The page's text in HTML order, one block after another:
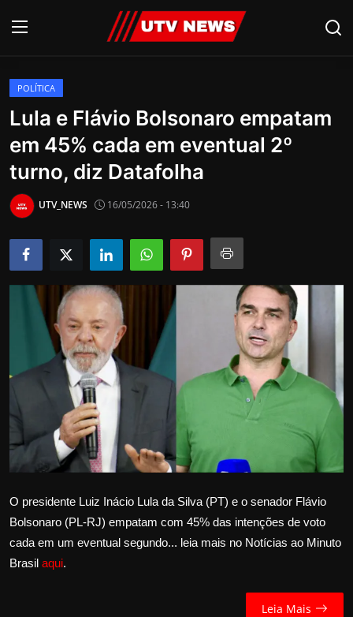
AO VIVO
PIRACICABA
CAMPINAS
LIMEIRA
ESPIRITO SANTO
Economia
Cultura
Internacional
APOIE
Educação
Política
Saúde
POLÍTICA
Lula e Flávio Bolsonaro empatam
em 45% cada em eventual 2º
turno, diz Datafolha
UTV_NEWS 16/05/2026 - 13:40
O presidente Luiz Inácio Lula da Silva (PT) e o senador Flávio
Bolsonaro (PL-RJ) empatam com 45% das intenções de voto
cada em um eventual segundo... leia mais no Notícias ao Minuto
Brasil aqui.
Leia Mais